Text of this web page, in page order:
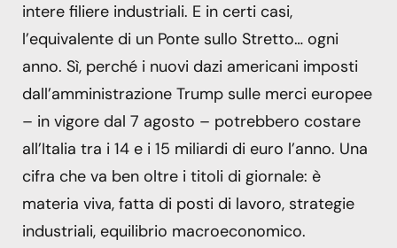
intere filiere industriali. E in certi casi,
l’equivalente di un Ponte sullo Stretto… ogni
anno. Sì, perché i nuovi dazi americani imposti
dall’amministrazione Trump sulle merci europee
– in vigore dal 7 agosto – potrebbero costare
all’Italia tra i 14 e i 15 miliardi di euro l’anno. Una
cifra che va ben oltre i titoli di giornale: è
materia viva, fatta di posti di lavoro, strategie
industriali, equilibrio macroeconomico.